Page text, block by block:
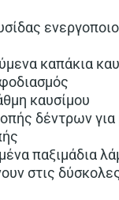
καπάκια
καυσίμου
δέντρων
παξιμάδια
στις